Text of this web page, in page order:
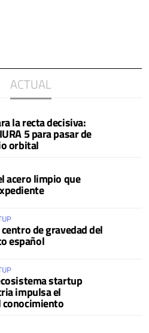
ACTUAL
la recta decisiva:
5 para pasar de
orbital
acero limpio que
de gravedad del
español
startup
impulsa el